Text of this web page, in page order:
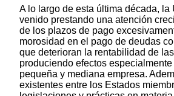
A lo largo de esta última década, la
venido prestando una atención
de los plazos de pago
morosidad en el pago de deudas
que deterioran la rentabilidad de
produciendo efectos
pequeña y mediana empresa.
existentes entre los Estados